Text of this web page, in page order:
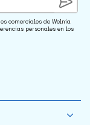
comerciales de Welnia
personales en los